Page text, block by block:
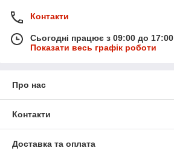
Контакти
Сьогодні працює з 09:00 до 17:00
Показати весь графік роботи
Про нас
Контакти
Доставка та оплата